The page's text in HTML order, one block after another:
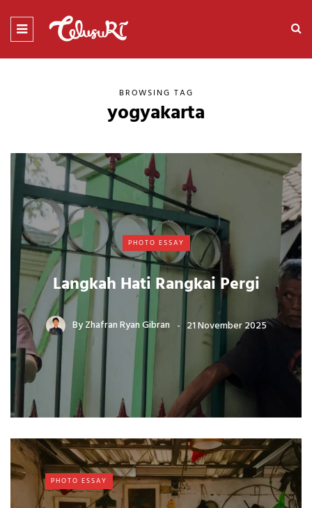
BROWSING TAG
yogyakarta
PHOTO ESSAY
Langkah Hati Rangkai Pergi
ByZhafran Ryan Gibran 21 November 2025
PHOTO ESSAY